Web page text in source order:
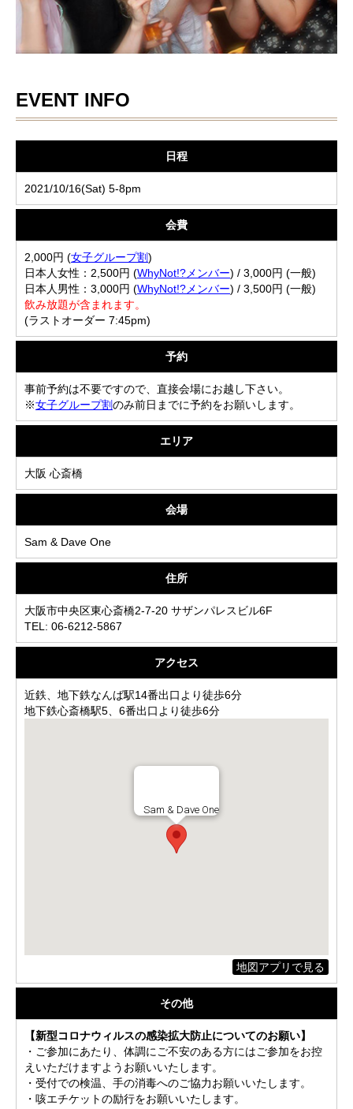
EVENT INFO
日程
2021/10/16(Sat) 5-8pm
会費
2,000円 (女子グループ割)
日本人女性：2,500円 (WhyNot!?メンバー) / 3,000円 (一般)
日本人男性：3,000円 (WhyNot!?メンバー) / 3,500円 (一般)
飲み放題が含まれます。
(ラストオーダー 7:45pm)
予約
事前予約は不要ですので、直接会場にお越し下さい。
※女子グループ割のみ前日までに予約をお願いします。
エリア
大阪 心斎橋
会場
Sam & Dave One
住所
大阪市中央区東心斎橋2-7-20 サザンパレスビル6F
TEL: 06-6212-5867
アクセス
近鉄、地下鉄なんば駅14番出口より徒歩6分
地下鉄心斎橋駅5、6番出口より徒歩6分
Sam & Dave One
地図アプリで見る
その他
【新型コロナウィルスの感染拡大防止についてのお願い】
・ご参加にあたり、体調にご不安のある方にはご参加をお控
えいただけますようお願いいたします。
・受付での検温、手の消毒へのご協力お願いいたします。
・咳エチケットの励行をお願いいたします。